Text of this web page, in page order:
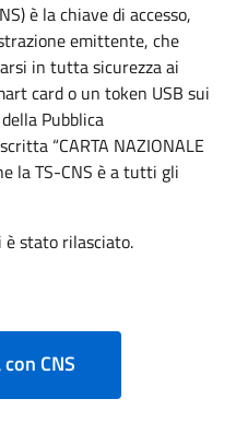
è la chiave di accesso,
emittente, che
in tutta sicurezza ai
card o un token USB sui
Pubblica
“CARTA NAZIONALE
la TS-CNS è a tutti gli
è stato rilasciato.
CNS